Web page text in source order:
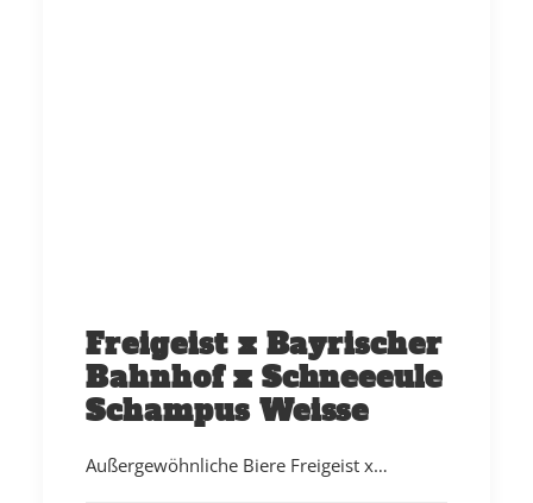
Freigeist x Bayrischer
Bahnhof x Schneeeule
Schampus Weisse
Außergewöhnliche Biere Freigeist x…